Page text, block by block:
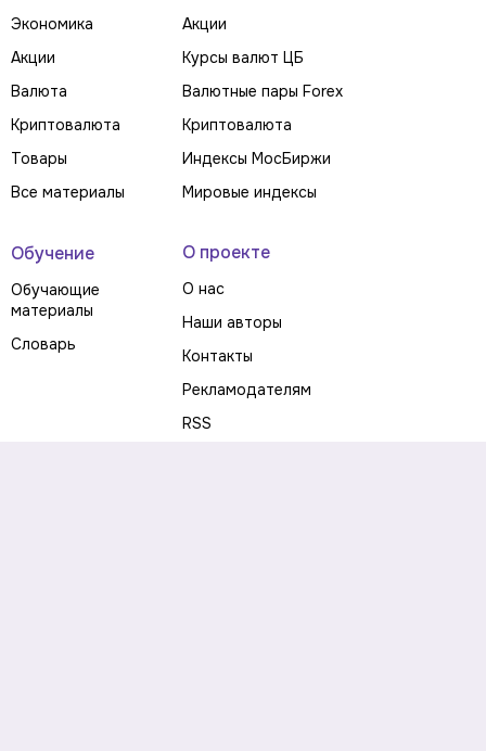
Экономика
Акции
Валюта
Криптовалюта
Товары
Все материалы
Акции
Курсы валют ЦБ
Валютные пары Forex
Криптовалюта
Индексы МосБиржи
Мировые индексы
Обучение
Обучающие
материалы
Словарь
О проекте
О нас
Наши авторы
Контакты
Рекламодателям
RSS